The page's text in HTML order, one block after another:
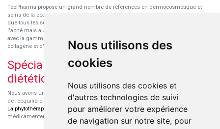
Nous utilisons des
cookies
Nous utilisons des cookies et
d'autres technologies de suivi
pour améliorer votre expérience
de navigation sur notre site, pour
TooPharma propose un grand nombre de références en dermocosmétique et
soins de la peau. Retrouvez les produits hydratants pour le visage et le corps ainsi
que tous les soins pour peaux sensibles ou à tendance atopique, les soins pour
l'acné mais aussi des démaquillants. Découvrez nos nouvelles références SVR
avec la gamme anti-âge pour les peaux encore jeunes
collagène et d'acide hyaluronique.
Spécialisation en micronutrition et
diététique
Nous avons un engouement particulier pour la micronutrition qui permet souvent
de rééquilibrer des carences ou d'améliorer des troubles métaboliques mineurs.
La phytothérapie
l'aromathérapiesont souvent complémentaires de traitements
médicamenteux lorsqu'ils sont bien conseillés.